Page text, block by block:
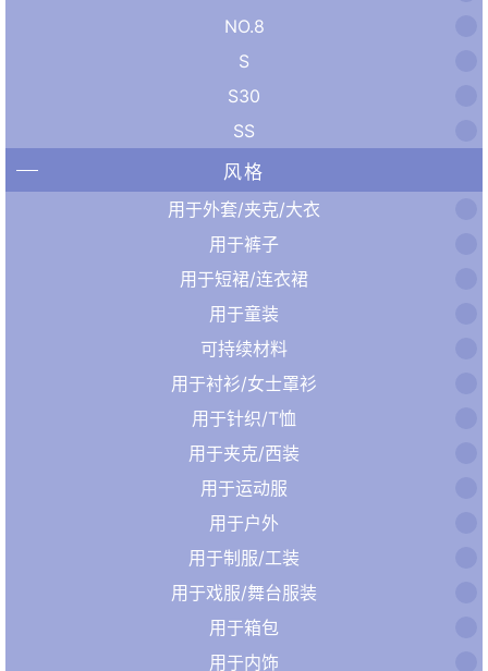
NO.8
S
S30
SS
风格
用于外套/夹克/大衣
用于裤子
用于短裙/连衣裙
用于童装
可持续材料
用于衬衫/女士罩衫
用于针织/T恤
用于夹克/西装
用于运动服
用于户外
用于制服/工装
用于戏服/舞台服装
用于箱包
用于内饰